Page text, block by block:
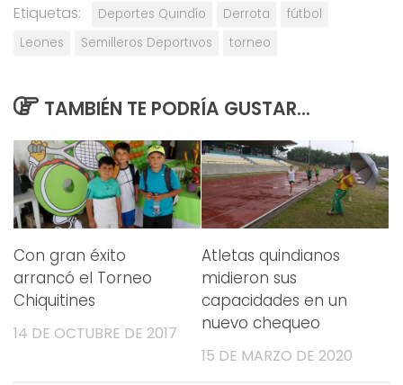
Etiquetas: Deportes Quindío Derrota
fútbol
Leones
Semilleros Deportivos torneo
TAMBIÉN TE PODRÍA GUSTAR...
Con gran éxito
arrancó el Torneo
Chiquitines
14 DE OCTUBRE DE 2017
Atletas quindianos
midieron sus
capacidades en un
nuevo chequeo
15 DE MARZO DE 2020